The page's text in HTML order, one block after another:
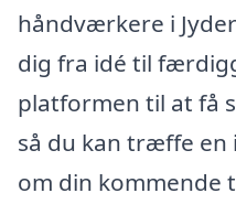
håndværkere i
dig fra idé til
platformen til at få
så du kan træffe
om din kommende